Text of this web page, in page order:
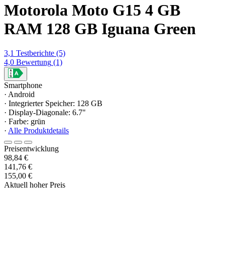
Motorola Moto G15 4 GB
RAM 128 GB Iguana Green
3,1 Testberichte (5)
4,0 Bewertung (1)
Smartphone
· Android
· Integrierter Speicher: 128 GB
· Display-Diagonale: 6.7"
· Farbe: grün
· Alle Produktdetails
Preisentwicklung
98,84 €
141,76 €
155,00 €
Aktuell hoher Preis